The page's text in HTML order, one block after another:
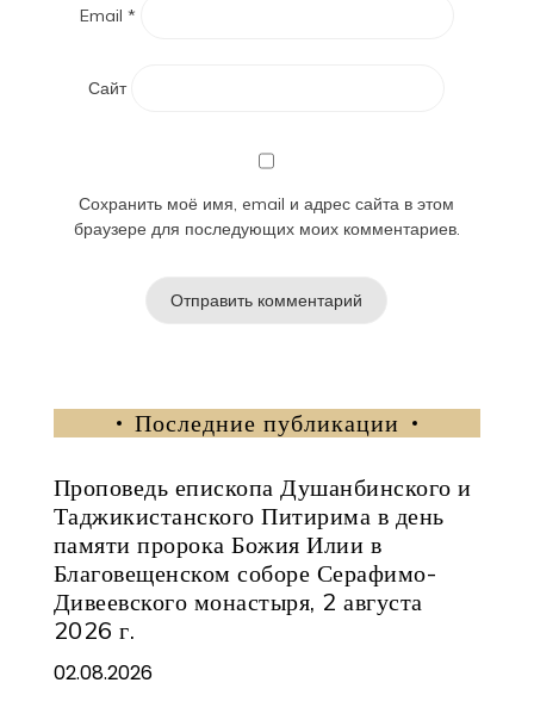
Email *
Сайт
Сохранить моё имя, email и адрес сайта в этом
браузере для последующих моих комментариев.
Последние публикации
Проповедь епископа Душанбинского и
Таджикистанского Питирима в день
памяти пророка Божия Илии в
Благовещенском соборе Серафимо-
Дивеевского монастыря, 2 августа
2026 г.
02.08.2026